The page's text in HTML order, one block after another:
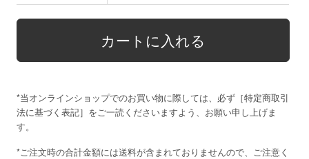
*当オンラインショップでのお買い物に際しては、必ず［特定商取引
法に基づく表記］をご一読くださいますよう、お願い申し上げま
す。
*ご注文時の合計金額には送料が含まれておりませんので、ご注意く